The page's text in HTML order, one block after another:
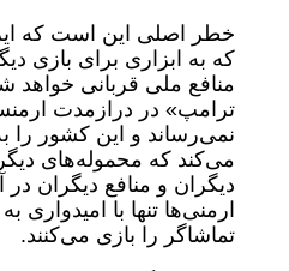
خطر اصلی این است که
که به ابزاری برای بازی
منافع ملی قربانی خواهد
ترامپ» در درازمدت
نمی‌رساند و این کشور را
می‌کند که محموله‌های
دیگران و منافع دیگران
ارمنی‌ها تنها با
تماشاگر را بازی می‌کنند.